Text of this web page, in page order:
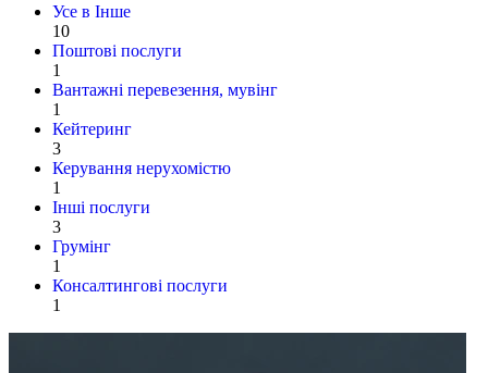
Усе в Інше
10
Поштові послуги
1
Вантажні перевезення, мувінг
1
Кейтеринг
3
Керування нерухомістю
1
Інші послуги
3
Грумінг
1
Консалтингові послуги
1